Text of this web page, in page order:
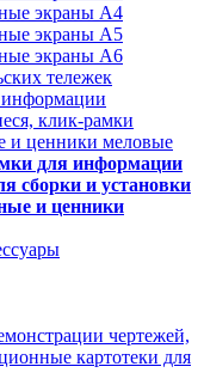
экраны А4
экраны А5
экраны А6
тележек
клик-рамки
и ценники меловые
для информации
сборки и установки
и ценники
чертежей,
картотеки для